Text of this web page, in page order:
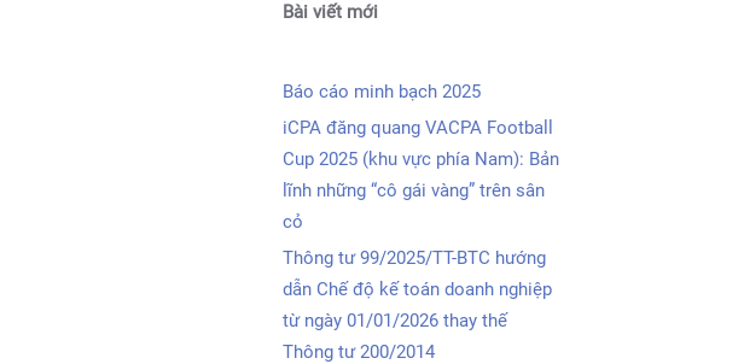
Bài viết mới
Báo cáo minh bạch 2025
iCPA đăng quang VACPA Football
Cup 2025 (khu vực phía Nam): Bản
lĩnh những “cô gái vàng” trên sân
cỏ
Thông tư 99/2025/TT-BTC hướng
dẫn Chế độ kế toán doanh nghiệp
từ ngày 01/01/2026 thay thế
Thông tư 200/2014